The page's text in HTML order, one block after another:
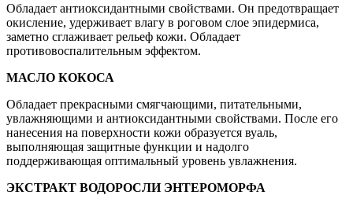
Обладает антиоксидантными свойствами. Он предотвращает
окисление, удерживает влагу в роговом слое эпидермиса,
заметно сглаживает рельеф кожи. Обладает
противовоспалительным эффектом.
МАСЛО КОКОСА
Обладает прекрасными смягчающими, питательными,
увлажняющими и антиоксидантными свойствами. После его
нанесения на поверхности кожи образуется вуаль,
выполняющая защитные функции и надолго
поддерживающая оптимальный уровень увлажнения.
ЭКСТРАКТ ВОДОРОСЛИ ЭНТЕРОМОРФА